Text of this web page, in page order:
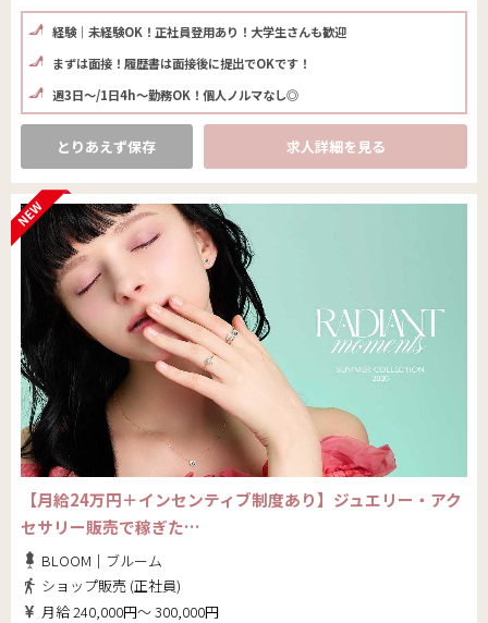
経験｜未経験OK！正社員登用あり！大学生さんも歓迎
まずは面接！履歴書は面接後に提出でOKです！
週3日～/1日4h～勤務OK！個人ノルマなし◎
とりあえず保存 求人詳細を見る
【月給24万円＋インセンティブ制度あり】ジュエリー・アク
セサリー販売で稼ぎた…
BLOOM｜ブルーム
ショップ販売 (正社員)
月給 240,000円～ 300,000円